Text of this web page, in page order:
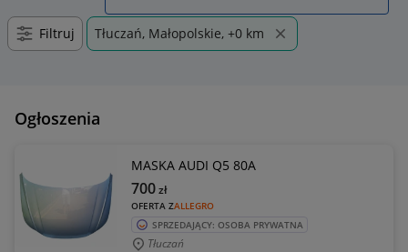
Filtruj Tłuczań, Małopolskie, +0 km
Ogłoszenia
MASKA AUDI Q5 80A
OFERTA ZALLEGRO
700zł
SPRZEDAJĄCY: OSOBA PRYWATNA
Tłuczań